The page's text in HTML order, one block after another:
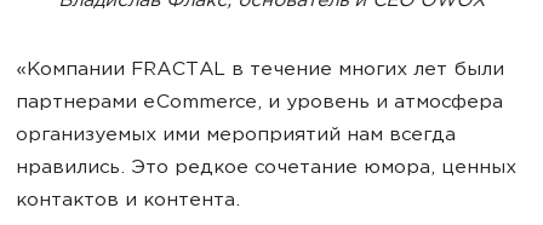
«Компании FRACTAL в течение многих лет были
партнерами eCommerce, и уровень и атмосфера
организуемых ими мероприятий нам всегда
нравились. Это редкое сочетание юмора, ценных
контактов и контента.